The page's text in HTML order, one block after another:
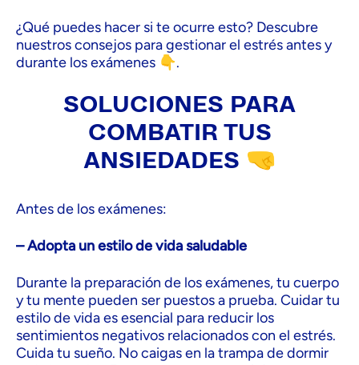
¿Qué puedes hacer si te ocurre esto? Descubre
nuestros consejos para gestionar el estrés antes y
durante los exámenes 👇.
SOLUCIONES PARA
COMBATIR TUS
ANSIEDADES 🤜
Antes de los exámenes:
– Adopta un estilo de vida saludable
Durante la preparación de los exámenes, tu cuerpo
y tu mente pueden ser puestos a prueba. Cuidar tu
estilo de vida es esencial para reducir los
sentimientos negativos relacionados con el estrés.
Cuida tu sueño. No caigas en la trampa de dormir